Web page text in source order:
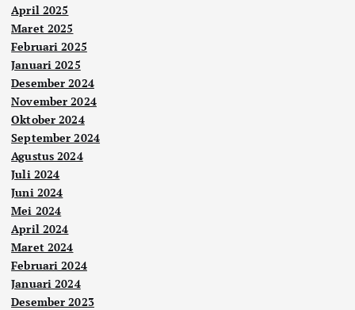
April 2025
Maret 2025
Februari 2025
Januari 2025
Desember 2024
November 2024
Oktober 2024
September 2024
Agustus 2024
Juli 2024
Juni 2024
Mei 2024
April 2024
Maret 2024
Februari 2024
Januari 2024
Desember 2023